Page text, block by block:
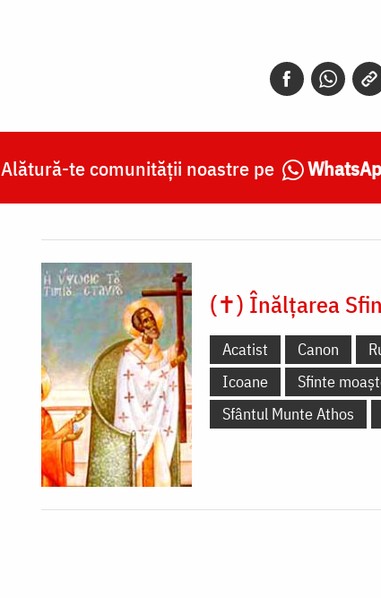
Alătură-te comunității noastre pe
(✝) Înălțarea
Acatist Canon
Icoane
Sfinte
Sfântul Munte Athos